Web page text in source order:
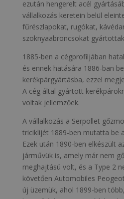
ezután hengerelt acél
vállalkozás keretein belül
fűrészlapokat, rugókat,
szoknyaabroncsokat
1885-ben a cégprofiljában
és ennek hatására 1886-ban
kerékpárgyártásba, ezzel
A cég által gyártott
voltak jellemzőek.
A vállalkozás a Serpollet
triciklijét 1889-ben mutatta be
Ezek után 1890-ben elkészült
járművük is, amely már nem
meghajtású volt, és a Type 2
követően Automobiles
új üzemük, ahol 1899-ben